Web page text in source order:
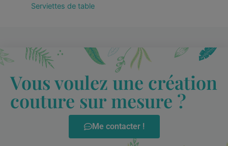
Serviettes de table
Vous voulez une création
couture sur mesure ?
Me contacter !